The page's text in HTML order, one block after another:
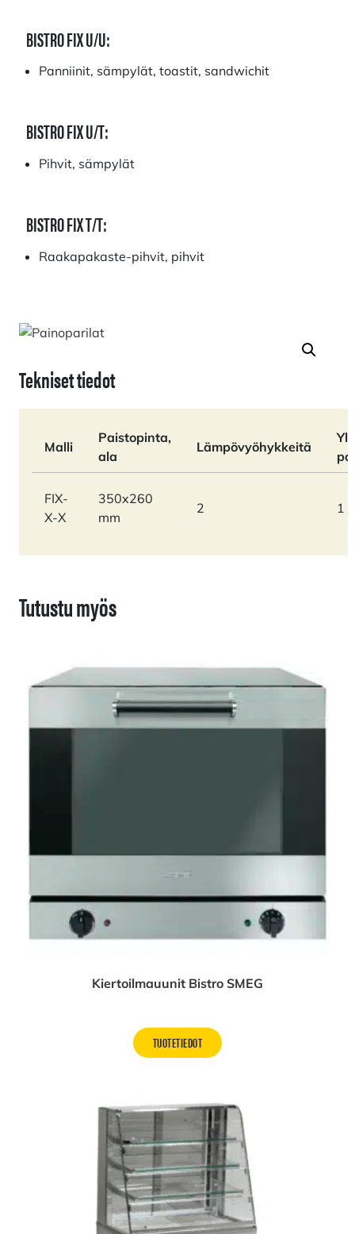
BISTRO FIX U/U:
Panniinit, sämpylät, toastit, sandwichit
BISTRO FIX U/T:
Pihvit, sämpylät
BISTRO FIX T/T:
Raakapakaste-pihvit, pihvit
Tekniset tiedot
Malli
Paistopinta,
ala
Lämpövyöhykkeitä
FIX-
X-X
350x260
mm
2 1
Tutustu myös
Kiertoilmauunit Bistro SMEG
TUOTETIEDOT